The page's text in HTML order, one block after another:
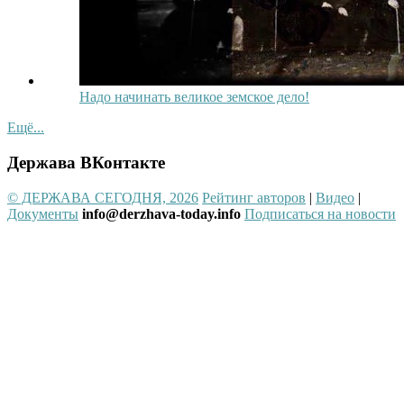
Надо начинать великое земское дело!
Ещё...
Держава ВКонтакте
© ДЕРЖАВА СЕГОДНЯ, 2026 Рейтинг авторов | Видео |
Документы info@derzhava-today.info Подписаться на новости